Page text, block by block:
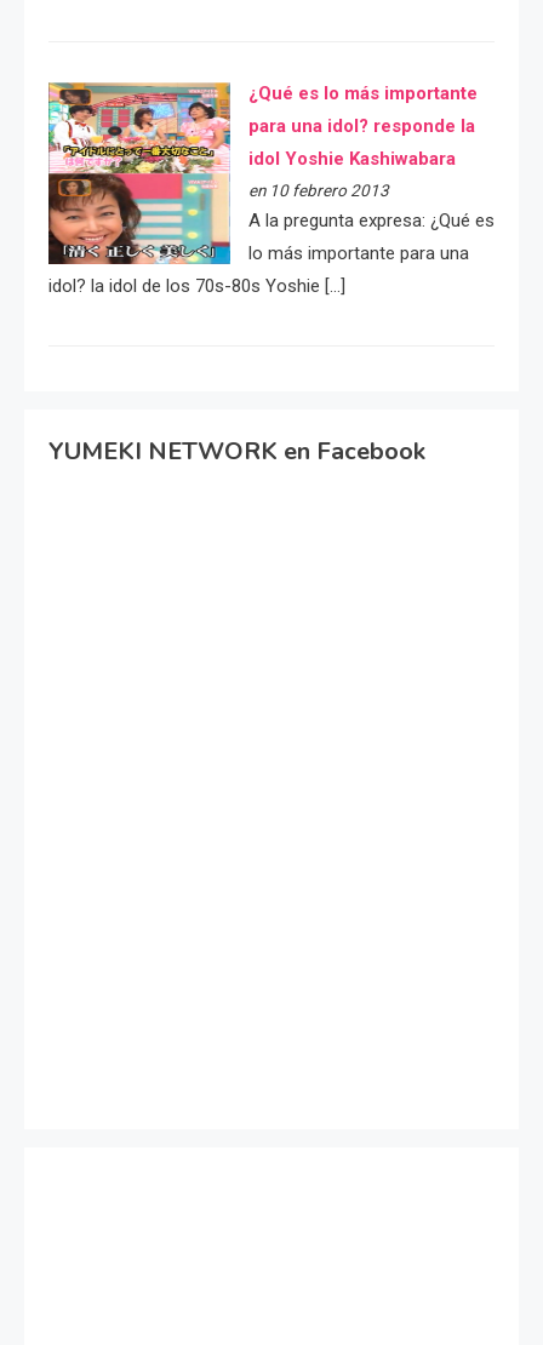
¿Qué es lo más importante
para una idol? responde la
idol Yoshie Kashiwabara
en 10 febrero 2013
A la pregunta expresa: ¿Qué es
lo más importante para una
idol? la idol de los 70s-80s Yoshie […]
YUMEKI NETWORK en Facebook